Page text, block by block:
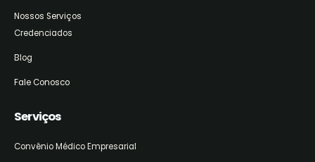
Nossos Serviços
Credenciados
Blog
Fale Conosco
Serviços
Convênio Médico Empresarial